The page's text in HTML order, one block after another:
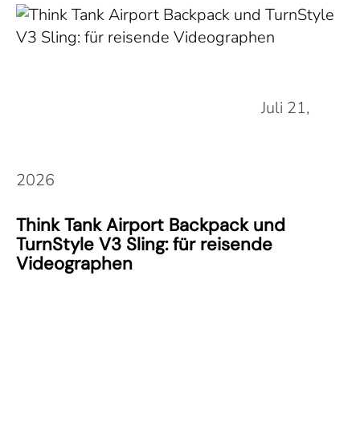
Juli 21,
2026
Think Tank Airport Backpack und
TurnStyle V3 Sling: für reisende
Videographen